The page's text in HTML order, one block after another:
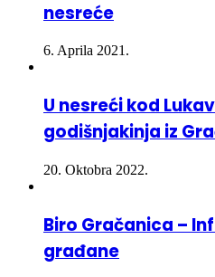
6. Aprila 2021.
godišnjakinja iz
20. Oktobra 2022.
građane
30. Marta 2020.